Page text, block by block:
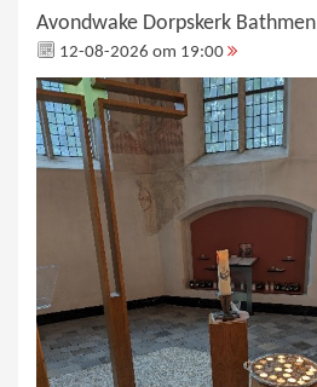
Avondwake Dorpskerk Bathmen
12-08-2026 om 19:00